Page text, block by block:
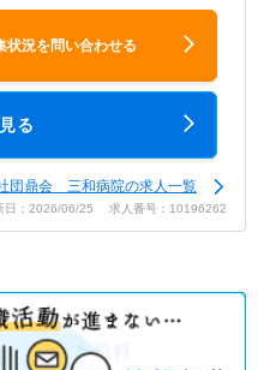
状況を問い合わせる
る
団鼎会 三和病院の求人一覧
日：2026/06/25 求人番号：10196262